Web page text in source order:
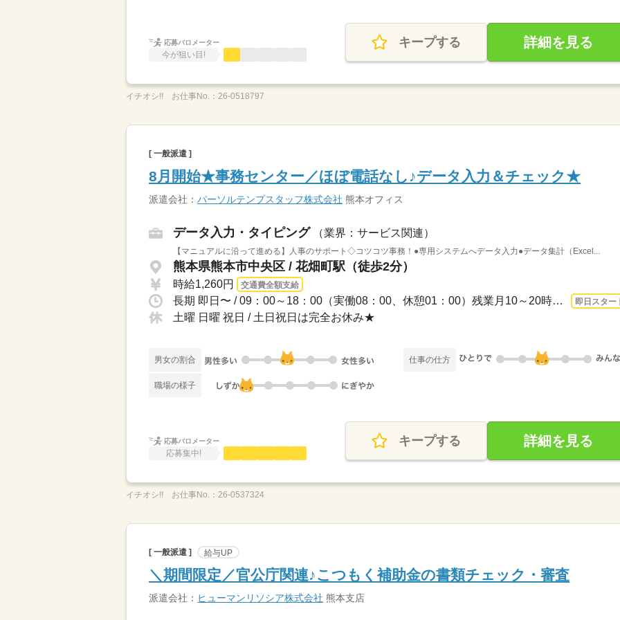
応募バロメーター
今が狙い目!
キープする 詳細を見る
イチオシ!! お仕事No.： 26-0518797
[ 一般派遣 ]
8月開始★事務センター／ほぼ電話なし♪データ入力＆チェック★
派遣会社： パーソルテンプスタッフ株式会社 熊本オフィス
データ入力・タイピング （業界：サービス関連）
【マニュアルに沿って進める】人事のサポート◇コツコツ事務！●専用システムへデータ入力●データ集計（Excel...
熊本県熊本市中央区 / 花畑町駅（徒歩2分）
時給1,260円 交通費全額支給
長期 即日〜 / 09：00～18：00（実働08：00、休憩01：00）残業月10～20時間残業ある日... 即日スター
土曜 日曜 祝日 / 土日祝日は完全お休み★
男女の割合 仕事の仕方
職場の様子
応募バロメーター
応募集中!
キープする 詳細を見る
イチオシ!! お仕事No.： 26-0537324
[ 一般派遣 ] 給与UP
＼期間限定／官公庁関連♪こつもく補助金の書類チェック・審査
派遣会社： ヒューマンリソシア株式会社 熊本支店